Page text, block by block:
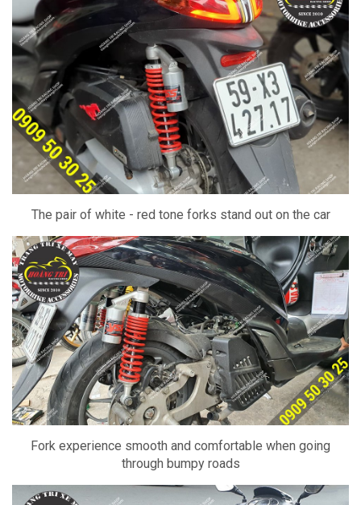
The pair of white - red tone forks stand out on the car
Fork experience smooth and comfortable when going
through bumpy roads